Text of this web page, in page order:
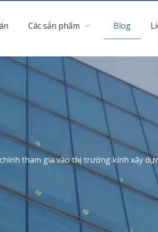
Các sản phẩm Blog
tham gia vào thị trường kính xây